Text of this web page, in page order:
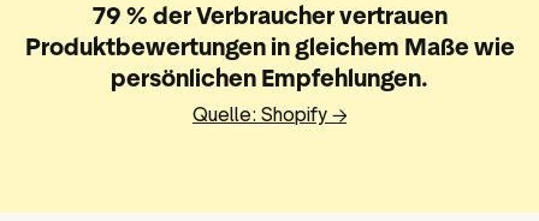
79 % der Verbraucher vertrauen
Produktbewertungen in gleichem Maße wie
persönlichen Empfehlungen.
Quelle: Shopify →